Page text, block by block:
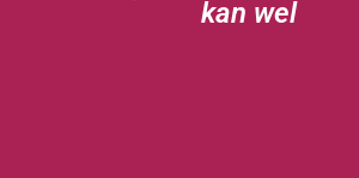
kan wel